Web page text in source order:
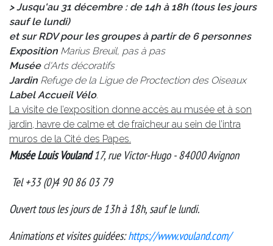
> Jusqu'au 31 décembre : de 14h à 18h (tous les jours
sauf le lundi)
et sur RDV pour les groupes à partir de 6 personnes
Exposition Marius Breuil, pas à pas
Muséed'Arts décoratifs
Jardin Refuge de la Ligue de Proctection des Oiseaux
Label Accueil Vélo.
La visite de l’exposition donne accès au musée et à son
jardin, havre de calme et de fraîcheur au sein de l’intra
muros de la Cité des Papes.
Musée Louis Vouland17, rue Victor-Hugo - 84000 Avignon
Tel +33 (0)4 90 86 03 79
​Ouvert tous les jours de 13h à 18h, sauf le lundi.
Animations et visites guidées:https://www.vouland.com/